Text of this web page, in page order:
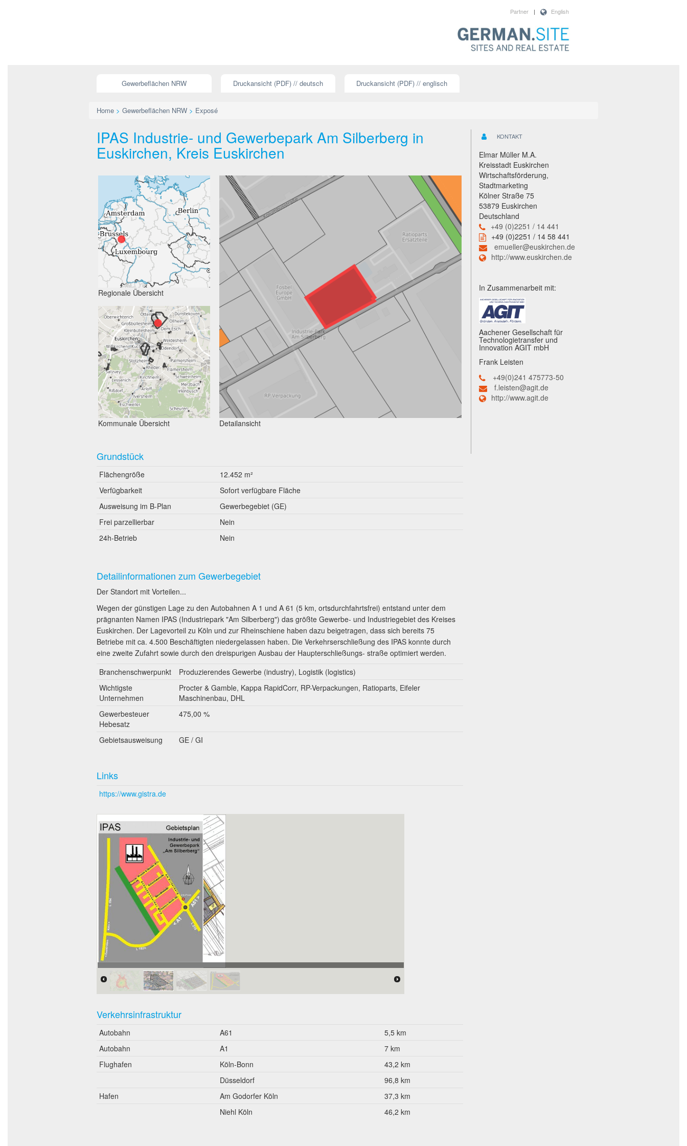
English
|
Partner
Gewerbeflächen NRW Druckansicht (PDF) // deutsch Druckansicht (PDF) // englisch
Home > Gewerbeflächen NRW > Exposé
IPAS Industrie- und Gewerbepark Am Silberberg in
Euskirchen, Kreis Euskirchen
Regionale Übersicht
Kommunale Übersicht Detailansicht
Grundstück
Flächengröße
12.452 m²
Verfügbarkeit
Sofort verfügbare Fläche
Ausweisung im B-Plan
Gewerbegebiet (GE)
Frei parzellierbar
Nein
24h-Betrieb
Nein
Detailinformationen zum Gewerbegebiet
Der Standort mit Vorteilen...
Wegen der günstigen Lage zu den Autobahnen A 1 und A 61 (5 km, ortsdurchfahrtsfrei) entstand unter dem
prägnanten Namen IPAS (Industriepark "Am Silberberg") das größte Gewerbe- und Industriegebiet des Kreises
Euskirchen. Der Lagevorteil zu Köln und zur Rheinschiene haben dazu beigetragen, dass sich bereits 75
Betriebe mit ca. 4.500 Beschäftigten niedergelassen haben. Die Verkehrserschließung des IPAS konnte durch
eine zweite Zufahrt sowie durch den dreispurigen Ausbau der Haupterschließungs- straße optimiert werden.
Branchenschwerpunkt
Produzierendes Gewerbe (industry), Logistik (logistics)
Wichtigste
Unternehmen
Procter & Gamble, Kappa RapidCorr, RP-Verpackungen, Ratioparts, Eifeler
Maschinenbau, DHL
Gewerbesteuer
Hebesatz
475,00 %
Gebietsausweisung GE / GI
Links
https://www.gistra.de
IPAS (Industrie- und Gewerbepark "Am Silberberg"
Verkehrsinfrastruktur
Autobahn A61
5,5 km
Autobahn
A1
7 km
Flughafen
Köln-Bonn
43,2 km
Düsseldorf
96,8 km
Hafen
Am Godorfer Köln
37,3 km
Niehl Köln
46,2 km
KONTAKT
Elmar Müller M.A.
Kreisstadt Euskirchen
Wirtschaftsförderung,
Stadtmarketing
Kölner Straße 75
53879 Euskirchen
Deutschland
+49 (0)2251 / 14 441
+49 (0)2251 / 14 58 441
emueller@euskirchen.de
http://www.euskirchen.de
In Zusammenarbeit mit:
Aachener Gesellschaft für
Technologietransfer und
Innovation AGIT mbH
Frank Leisten
+49(0)241 475773-50
f.leisten@agit.de
http://www.agit.de